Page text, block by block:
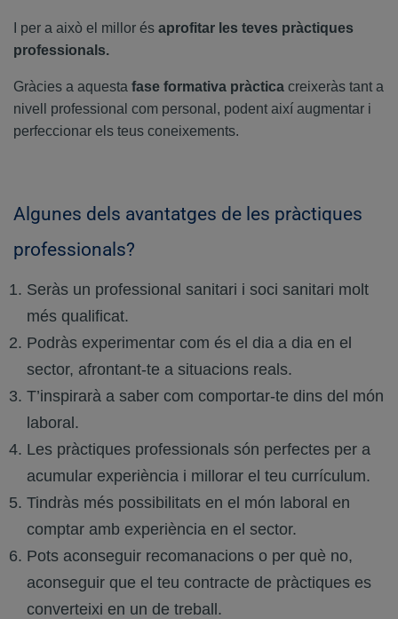
I per a això el millor és aprofitar les teves pràctiques
professionals.
Gràcies a aquesta fase formativa pràctica creixeràs tant a
nivell professional com personal, podent així augmentar i
perfeccionar els teus coneixements.
Algunes dels avantatges de les pràctiques
professionals?
Seràs un professional sanitari i soci sanitari molt
més qualificat.
Podràs experimentar com és el dia a dia en el
sector, afrontant-te a situacions reals.
T’inspirarà a saber com comportar-te dins del món
laboral.
Les pràctiques professionals són perfectes per a
acumular experiència i millorar el teu currículum.
Tindràs més possibilitats en el món laboral en
comptar amb experiència en el sector.
Pots aconseguir recomanacions o per què no,
aconseguir que el teu contracte de pràctiques es
converteixi en un de treball.